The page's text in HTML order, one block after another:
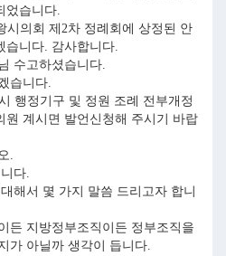
었습니다.
시의회 제2차 정례회에 상정된 안
습니다. 감사합니다.
수고하셨습니다.
습니다.
행정기구 및 정원 조례 전부개정
원 계시면 발언신청해 주시기 바랍
.
다.
해서 몇 가지 말씀 드리고자 합니
든 지방정부조직이든 정부조직을
가 아닐까 생각이 듭니다.